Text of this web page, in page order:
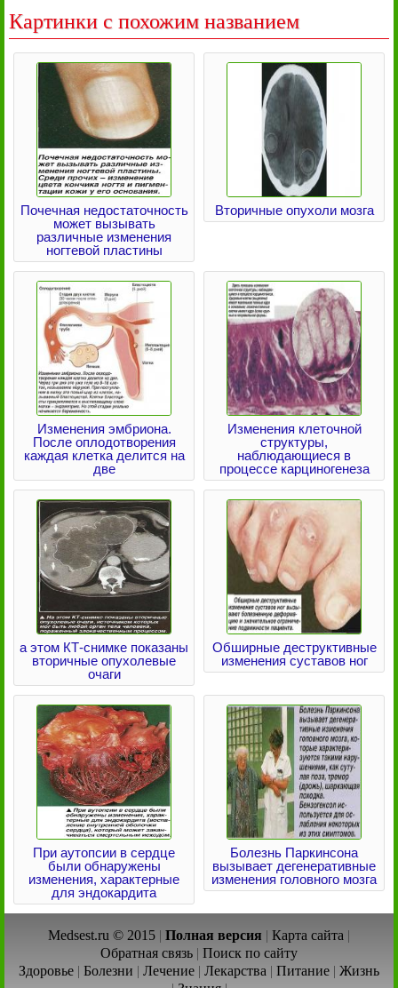
Картинки с похожим названием
Почечная недостаточность
может вызывать
различные изменения
ногтевой пластины
Вторичные опухоли мозга
Изменения эмбриона.
После оплодотворения
каждая клетка делится на
две
Изменения клеточной
структуры,
наблюдающиеся в
процессе карциногенеза
а этом КТ-снимке показаны
вторичные опухолевые
очаги
Обширные деструктивные
изменения суставов ног
При аутопсии в сердце
были обнаружены
изменения, характерные
для эндокардита
Болезнь Паркинсона
вызывает дегенеративные
изменения головного мозга
Medsest.ru © 2015 | Полная версия | Карта сайта |
Обратная связь | Поиск по сайту
Здоровье | Болезни | Лечение | Лекарства | Питание | Жизнь